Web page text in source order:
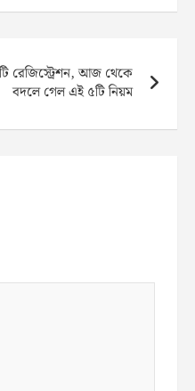
রেজিস্ট্রেশন, আজ থেকে
বদলে গেল এই ৫টি নিয়ম